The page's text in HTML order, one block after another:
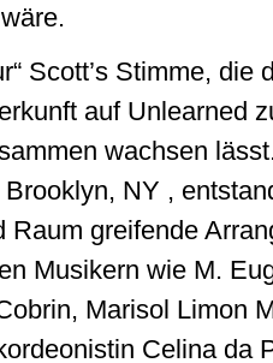
Scott’s Stimme, die
auf Unlearned
wachsen
NY ,
Raum greifende
Musikern wie M.
Marisol Limon
Celina da